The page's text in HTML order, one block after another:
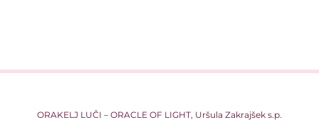
ORAKELJ LUČI – ORACLE OF LIGHT, Uršula Zakrajšek s.p.